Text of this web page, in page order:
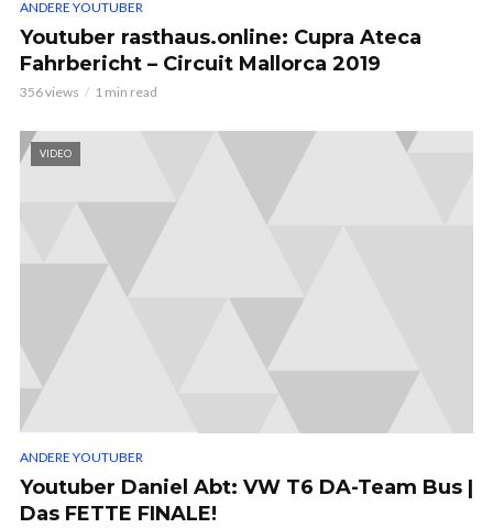
ANDERE YOUTUBER
Youtuber rasthaus.online: Cupra Ateca
Fahrbericht – Circuit Mallorca 2019
356 views 1 min read
VIDEO
ANDERE YOUTUBER
Youtuber Daniel Abt: VW T6 DA-Team Bus |
Das FETTE FINALE!